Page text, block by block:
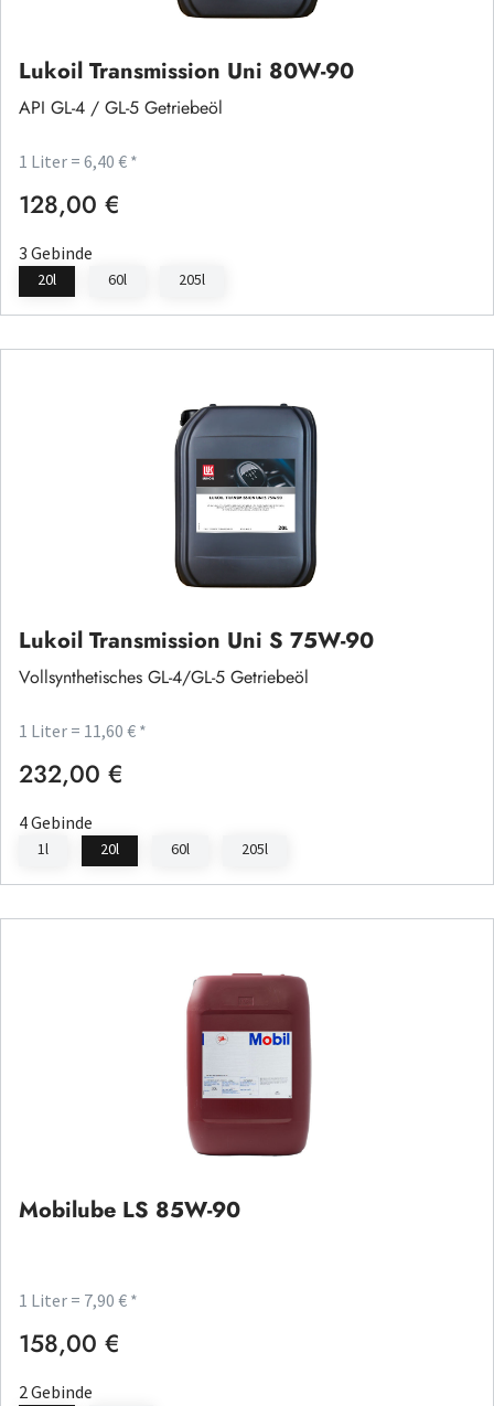
Lukoil Transmission Uni 80W-90
API GL-4 / GL-5 Getriebeöl
1 Liter = 6,40 € *
Regulärer Preis:
128,00 €
3 Gebinde
20l 60l 205l
Lukoil Transmission Uni S 75W-90
Vollsynthetisches GL-4/GL-5 Getriebeöl
1 Liter = 11,60 € *
Regulärer Preis:
232,00 €
4 Gebinde
1l 20l 60l 205l
Mobilube LS 85W-90
1 Liter = 7,90 € *
Regulärer Preis:
158,00 €
2 Gebinde